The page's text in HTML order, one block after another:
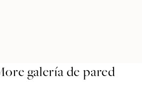
galería de pared